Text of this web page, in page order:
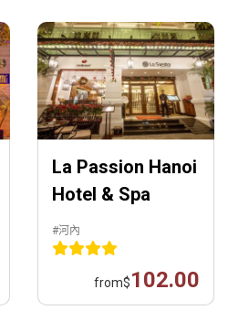
La Passion Hanoi
Hotel & Spa
#河內
from$102.00